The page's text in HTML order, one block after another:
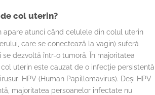
col uterin?
apare atunci când celulele din colul uterin
care se conectează la vagin) suferă
dezvoltă într-o tumoră. În majoritatea
uterin este cauzat de o infecție persistentă
HPV (Human Papillomavirus). Deși HPV
majoritatea persoanelor infectate nu